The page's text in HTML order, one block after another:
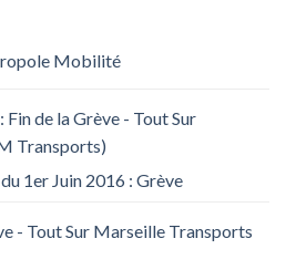
Mobilité
Fin de la Grève - Tout Sur
Transports)
1er Juin 2016 : Grève
- Tout Sur Marseille Transports